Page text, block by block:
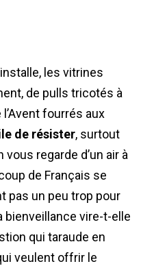
les vitrines
de pulls tricotés à
fourrés aux
de résister, surtout
regarde d’un air à
de Français se
pas un peu trop pour
bienveillance vire-t-elle
qui taraude en
veulent offrir le